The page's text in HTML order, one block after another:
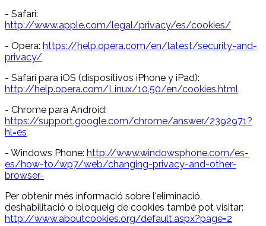
- Safari:
http://www.apple.com/legal/privacy/es/cookies/
- Opera: https://help.opera.com/en/latest/security-and-
privacy/
- Safari para iOS (dispositivos iPhone y iPad):
http://help.opera.com/Linux/10.50/en/cookies.html
- Chrome para Android:
https://support.google.com/chrome/answer/2392971?
hl=es
- Windows Phone: http://www.windowsphone.com/es-
es/how-to/wp7/web/changing-privacy-and-other-
browser-
Per obtenir més informació sobre l'eliminació,
deshabilitació o bloqueig de cookies també pot visitar:
http://www.aboutcookies.org/default.aspx?page=2